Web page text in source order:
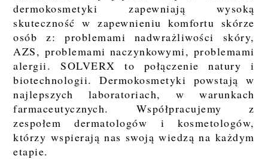
dermokosmetyki zapewniają wysoką
skuteczność w zapewnieniu komfortu skórze
osób z: problemami nadwrażliwości skóry,
AZS, problemami naczynkowymi, problemami
alergii. SOLVERX to połączenie natury i
biotechnologii. Dermokosmetyki powstają w
najlepszych laboratoriach, w warunkach
farmaceutycznych. Współpracujemy z
zespołem dermatologów i kosmetologów,
którzy wspierają nas swoją wiedzą na każdym
etapie.